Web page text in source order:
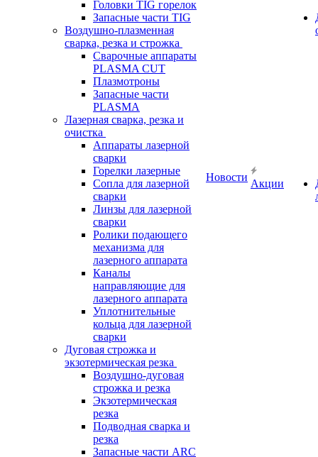
Головки TIG горелок
Запасные части TIG
Воздушно-плазменная
сварка, резка и строжка
Сварочные аппараты
PLASMA CUT
Плазмотроны
Запасные части
PLASMA
Лазерная сварка, резка и
очистка
Аппараты лазерной
сварки
Горелки лазерные
Сопла для лазерной
сварки
Линзы для лазерной
сварки
Ролики подающего
механизма для
лазерного аппарата
Каналы
направляющие для
лазерного аппарата
Уплотнительные
кольца для лазерной
сварки
Дуговая строжка и
экзотермическая резка
Воздушно-дуговая
строжка и резка
Экзотермическая
резка
Подводная сварка и
резка
Запасные части ARC
Новости
Акции